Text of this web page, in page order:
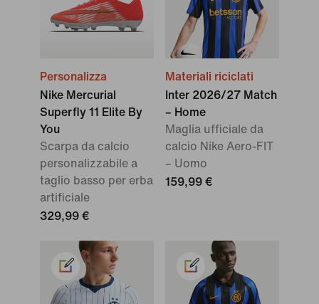
Personalizza
Nike Mercurial
Superfly 11 Elite By
You
Scarpa da calcio
personalizzabile a
taglio basso per erba
artificiale
329,99 €
Materiali riciclati
Inter 2026/27 Match
– Home
Maglia ufficiale da
calcio Nike Aero-FIT
– Uomo
159,99 €